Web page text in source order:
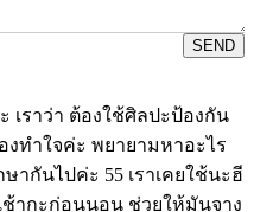
SEND
เราว่า ต้องใช้ศิลปะป้องกัน
งทำใจค่ะ พยายามหาอะไร
ากันไปค่ะ 55 เราเคยใช้นะฮี
ากะก่อนนอน ช่วยให้มันจาง